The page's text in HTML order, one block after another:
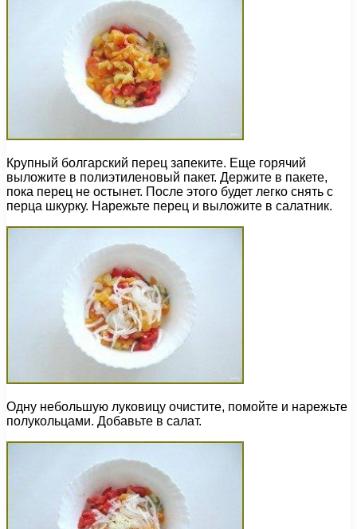
Крупный болгарский перец запеките. Еще горячий
выложите в полиэтиленовый пакет. Держите в пакете,
пока перец не остынет. После этого будет легко снять с
перца шкурку. Нарежьте перец и выложите в салатник.
Одну небольшую луковицу очистите, помойте и нарежьте
полукольцами. Добавьте в салат.